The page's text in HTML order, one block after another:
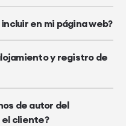
en mi página web?
y registro de
de autor del
cliente?